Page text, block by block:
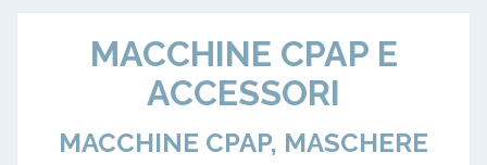
MACCHINE CPAP E
ACCESSORI
MACCHINE CPAP, MASCHERE